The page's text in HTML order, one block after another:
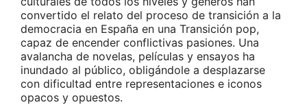
convertido el relato del proceso de transición a la
democracia en España en una Transición pop,
capaz de encender conflictivas pasiones. Una
avalancha de novelas, películas y ensayos ha
inundado al público, obligándole a desplazarse
con dificultad entre representaciones e iconos
opacos y opuestos.